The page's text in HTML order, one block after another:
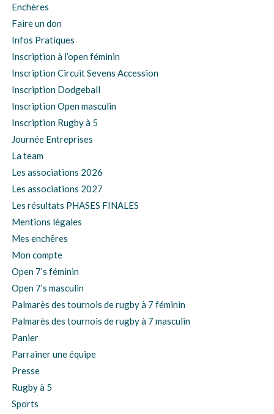
Enchères
Faire un don
Infos Pratiques
Inscription à l’open féminin
Inscription Circuit Sevens Accession
Inscription Dodgeball
Inscription Open masculin
Inscription Rugby à 5
Journée Entreprises
La team
Les associations 2026
Les associations 2027
Les résultats PHASES FINALES
Mentions légales
Mes enchêres
Mon compte
Open 7’s féminin
Open 7’s masculin
Palmarès des tournois de rugby à 7 féminin
Palmarès des tournois de rugby à 7 masculin
Panier
Parrainer une équipe
Presse
Rugby à 5
Sports